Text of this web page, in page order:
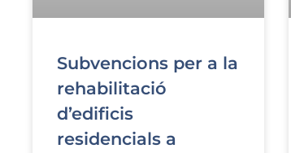
Subvencions per a la
rehabilitació
d’edificis
residencials a